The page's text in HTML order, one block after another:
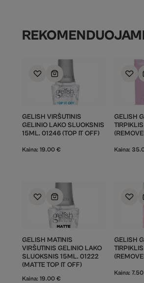
GELISH VIRŠUTINIS
GELINIO LAKO SLUOKSNIS
15ML. 01246 (TOP IT OFF)
Kaina: 19.00 €
GELISH
Kaina:
GELISH MATINIS
VIRŠUTINIS GELINIO LAKO
SLUOKSNIS 15ML. 01222
(MATTE TOP IT OFF)
Kaina: 19.00 €
GELISH
Kaina: 7.50